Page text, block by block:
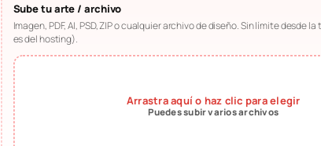
Sube tu arte / archivo
Imagen, PDF, AI, PSD, ZIP o cualquier archivo de diseño. Sin límite desde
es del hosting).
Arrastra aquí o haz clic para elegir
Puedes subir varios archivos